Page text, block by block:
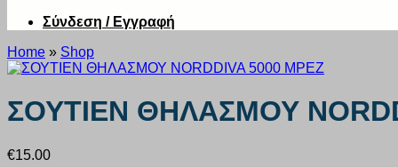
Σύνδεση / Εγγραφή
Home » Shop
ΣΟΥΤΙΕΝ ΘΗΛΑΣΜΟΥ
€15.00